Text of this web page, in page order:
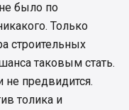
было по
Только
строительных
таковым стать.
предвидится.
толика и